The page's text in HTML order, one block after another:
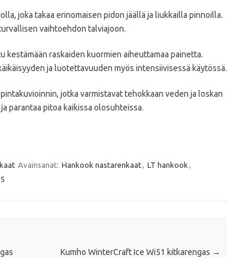
joka takaa erinomaisen pidon jäällä ja liukkailla pinnoilla.
vaihtoehdon talviajoon.
kestämään raskaiden kuormien aiheuttamaa painetta.
ja luotettavuuden myös intensiivisessä käytössä.
jotka varmistavat tehokkaan veden ja loskan
parantaa pitoa kaikissa olosuhteissa.
Avainsanat: Hankook nastarenkaat, LT hankook ,
Kumho WinterCraft Ice Wi51 kitkarengas →